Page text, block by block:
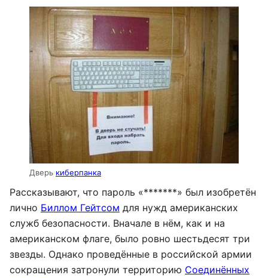
Дверь киберпанка
Рассказывают, что пароль «*******» был изобретён
лично Биллом Гейтсом для нужд американских
служб безопасности. Вначале в нём, как и на
американском флаге, было ровно шестьдесят три
звезды. Однако проведённые в российской армии
сокращения затронули территорию Соединённых